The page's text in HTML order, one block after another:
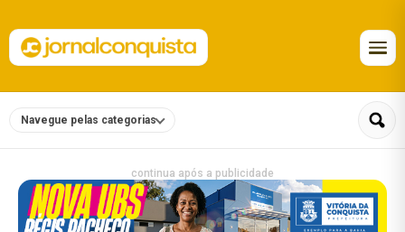
Navegue pelas categorias
continua após a publicidade